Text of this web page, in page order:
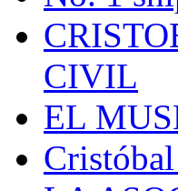
CIVIL
EL